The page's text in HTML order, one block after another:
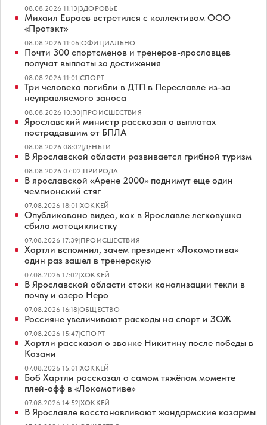
08.08.2026 11:13|ЗДОРОВЬЕ
Михаил Евраев встретился с коллективом ООО
«Протэкт»
08.08.2026 11:06|ОФИЦИАЛЬНО
Почти 300 спортсменов и тренеров-ярославцев
получат выплаты за достижения
08.08.2026 11:01|СПОРТ
Три человека погибли в ДТП в Переславле из-за
неуправляемого заноса
08.08.2026 10:30|ПРОИСШЕСТВИЯ
Ярославский министр рассказал о выплатах
пострадавшим от БПЛА
08.08.2026 08:02|ДЕНЬГИ
В Ярославской области развивается грибной туризм
08.08.2026 07:02|ПРИРОДА
В ярославской «Арене 2000» поднимут еще один
чемпионский стяг
07.08.2026 18:01|ХОККЕЙ
Опубликовано видео, как в Ярославле легковушка
сбила мотоциклистку
07.08.2026 17:39|ПРОИСШЕСТВИЯ
Хартли вспомнил, зачем президент «Локомотива»
один раз зашел в тренерскую
07.08.2026 17:02|ХОККЕЙ
В Ярославской области стоки канализации текли в
почву и озеро Неро
07.08.2026 16:18|ОБЩЕСТВО
Россияне увеличивают расходы на спорт и ЗОЖ
07.08.2026 15:47|СПОРТ
Хартли рассказал о звонке Никитину после победы в
Казани
07.08.2026 15:01|ХОККЕЙ
Боб Хартли рассказал о самом тяжёлом моменте
плей-офф в «Локомотиве»
07.08.2026 14:52|ХОККЕЙ
В Ярославле восстанавливают жандармские казармы